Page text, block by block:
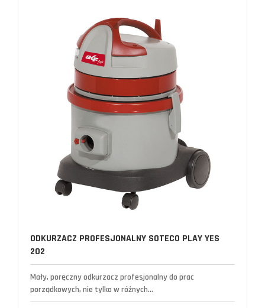
ODKURZACZ PROFESJONALNY SOTECO PLAY YES
202
Mały, poręczny odkurzacz profesjonalny do prac
porządkowych, nie tylko w różnych...